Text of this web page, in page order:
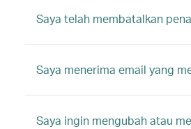
Saya telah membatalkan
Saya menerima email yang
Saya ingin mengubah atau